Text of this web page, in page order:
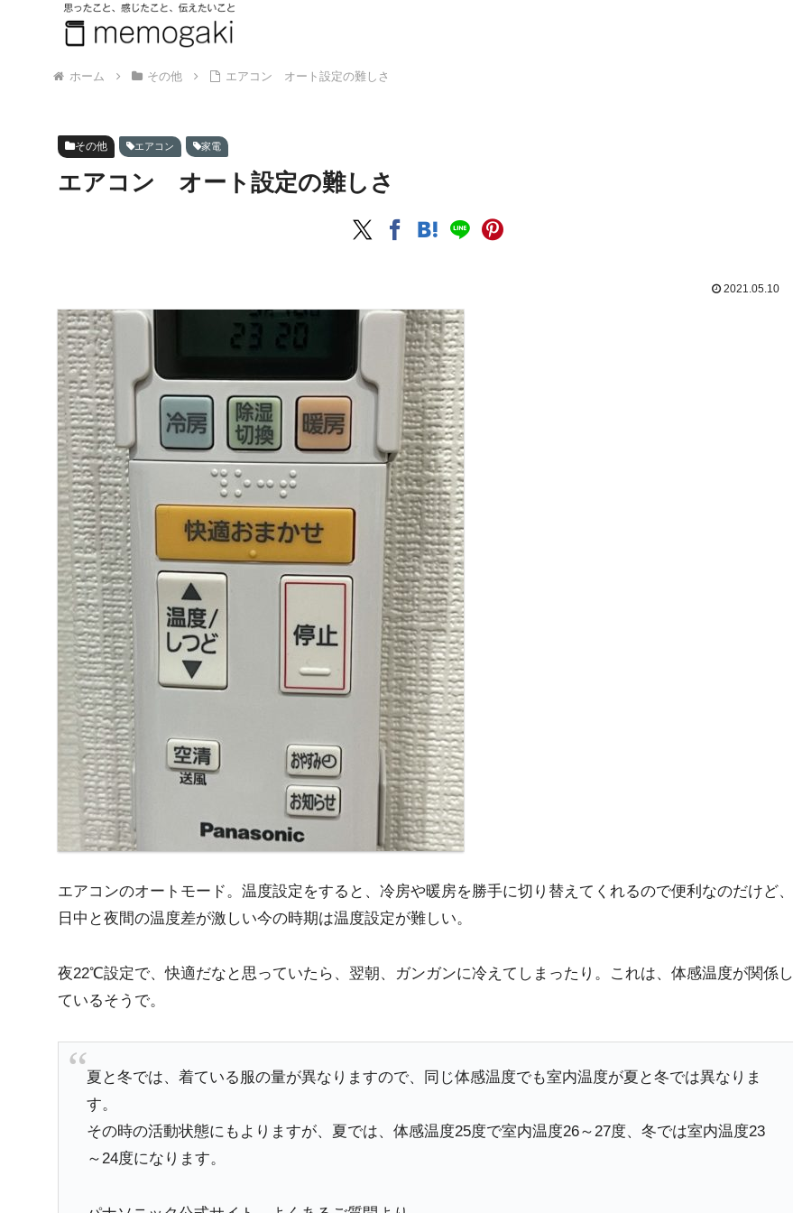
ホーム その他 エアコン オート設定の難しさ
その他 エアコン 家電
エアコン オート設定の難しさ
2021.05.10
エアコンのオートモード。温度設定をすると、冷房や暖房を勝手に切り替えてくれるので便利なのだけど、
日中と夜間の温度差が激しい今の時期は温度設定が難しい。
夜22℃設定で、快適だなと思っていたら、翌朝、ガンガンに冷えてしまったり。これは、体感温度が関係し
ているそうで。
夏と冬では、着ている服の量が異なりますので、同じ体感温度でも室内温度が夏と冬では異なりま
す。
その時の活動状態にもよりますが、夏では、体感温度25度で室内温度26～27度、冬では室内温度23
～24度になります。